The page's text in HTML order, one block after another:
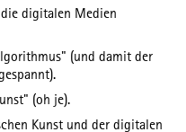
digitalen Medien
(und damit der
(oh je).
Kunst und der digitalen